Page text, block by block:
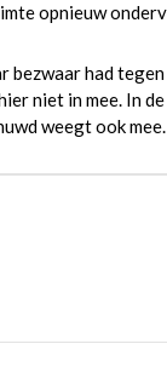
opnieuw
had
niet in mee. In
weegt ook